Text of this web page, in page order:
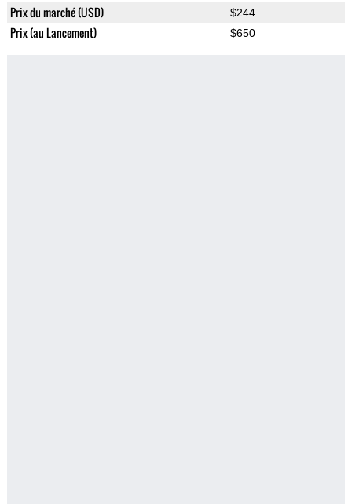
Prix du marché (USD) $244
Prix (au Lancement) $650